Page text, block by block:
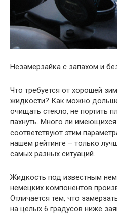
Незамерзайка с запахом и
Что требуется от хорошей
жидкости? Как можно
очищать стекло, не портить
пахнуть. Много ли
соответствуют этим
нашем рейтинге – только
самых разных ситуаций.
Жидкость под известным
немецких компонентов
Отличается тем, что
на целых 6 градусов ниже